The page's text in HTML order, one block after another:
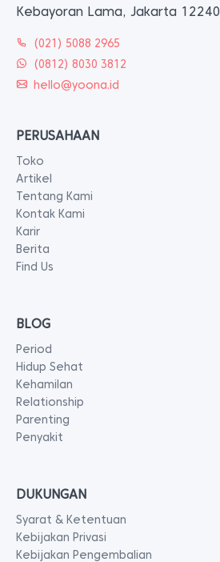
Kebayoran Lama, Jakarta 12240
(021) 5088 2965
(0812) 8030 3812
hello@yoona.id
PERUSAHAAN
Toko
Artikel
Tentang Kami
Kontak Kami
Karir
Berita
Find Us
BLOG
Period
Hidup Sehat
Kehamilan
Relationship
Parenting
Penyakit
DUKUNGAN
Syarat & Ketentuan
Kebijakan Privasi
Kebijakan Pengembalian